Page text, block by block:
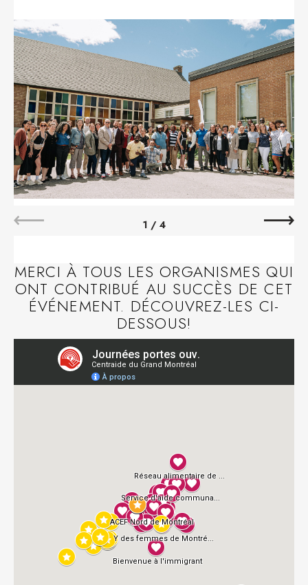
1 / 4
MERCI À TOUS LES ORGANISMES QUI
ONT CONTRIBUÉ AU SUCCÈS DE CET
ÉVÉNEMENT. DÉCOUVREZ-LES CI-
DESSOUS!